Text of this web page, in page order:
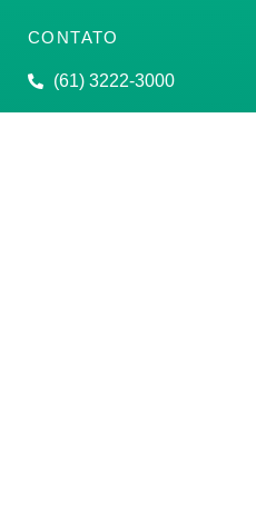
CONTATO
(61) 3222-3000